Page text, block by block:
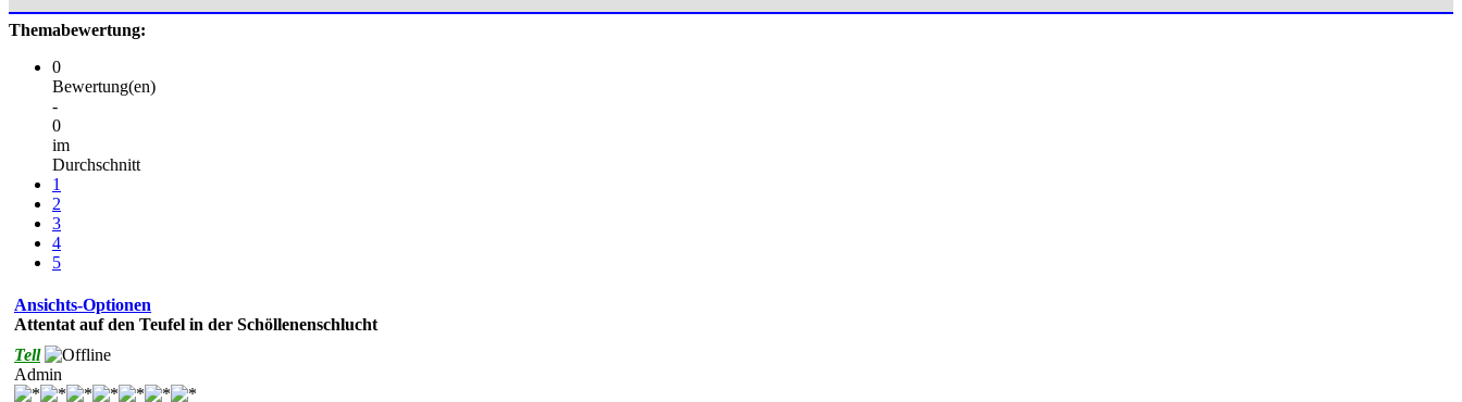
Themabewertung:
0
Bewertung(en)
-
0
im
Durchschnitt
1
2
3
4
5
Ansichts-Optionen
Attentat auf den Teufel in der Schöllenenschlucht
Tell
Admin